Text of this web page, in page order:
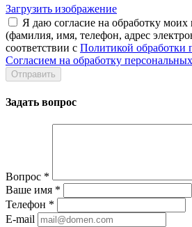
Загрузить изображение
Я даю согласие на обработку
(фамилия, имя, телефон, адрес
соответствии с Политикой обработки
Согласием на обработку
Задать вопрос
Вопрос *
Ваше имя *
Телефон *
E-mail